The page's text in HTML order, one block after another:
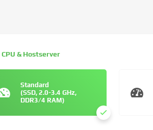
CPU & Hostserver
Standard
(SSD, 2.0-3.4 GHz,
DDR3/4 RAM)